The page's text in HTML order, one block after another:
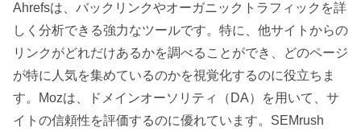
Ahrefsは、バックリンクやオーガニックトラフィックを詳
しく分析できる強力なツールです。特に、他サイトからの
リンクがどれだけあるかを調べることができ、どのページ
が特に人気を集めているのかを視覚化するのに役立ちま
す。Mozは、ドメインオーソリティ（DA）を用いて、サ
イトの信頼性を評価するのに優れています。SEMrush